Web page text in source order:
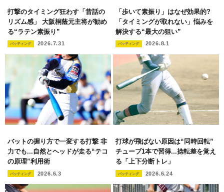
打撃のタイミング狂わす「昔話の
リズム感」 大阪桐蔭元主将が勧め
る“ラテン素振り”
バッティング 2026.7.31
「歩いて素振り」はなぜ効果的?
「タイミングが取れない」悩みを
解決する“最大の狙い”
バッティング 2026.8.1
バットの握り方で一変する打撃 非
力でも...自然とヘッドが走る“テコ
の原理”利用術
バッティング 2026.6.3
打球が飛ばない原因は“同時回転”
チューブ1本で習得...捻転差を覚え
る「上下分断トレ」
バッティング 2026.6.24